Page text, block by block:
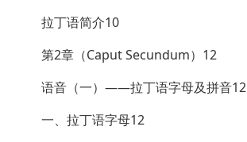
拉丁语简介10
第2章（Caput Secundum）12
语音（一）——拉丁语字母及拼音12
一、拉丁语字母12